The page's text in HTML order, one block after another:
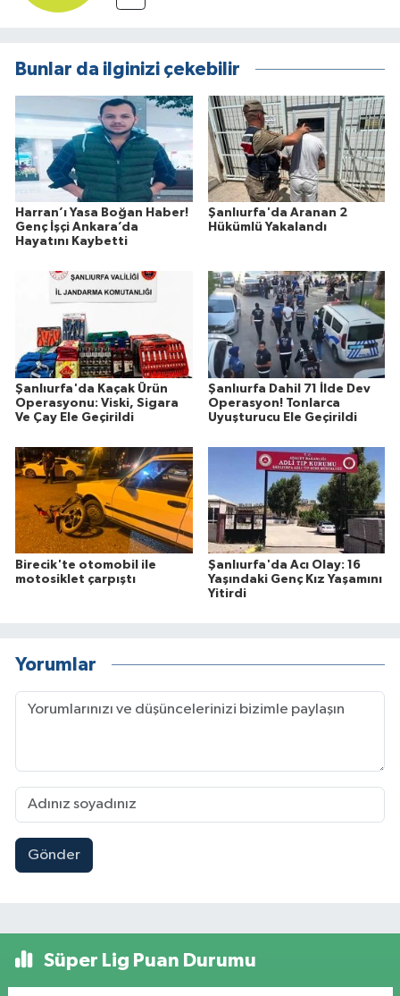
Bunlar da ilginizi çekebilir
Harran’ı Yasa Boğan Haber!
Genç İşçi Ankara’da
Hayatını Kaybetti
Şanlıurfa'da Aranan 2
Hükümlü Yakalandı
Şanlıurfa'da Kaçak Ürün
Operasyonu: Viski, Sigara
Ve Çay Ele Geçirildi
Şanlıurfa Dahil 71 İlde Dev
Operasyon! Tonlarca
Uyuşturucu Ele Geçirildi
Birecik'te otomobil ile
motosiklet çarpıştı
Şanlıurfa'da Acı Olay: 16
Yaşındaki Genç Kız Yaşamını
Yitirdi
Yorumlar
Gönder
Süper Lig Puan Durumu